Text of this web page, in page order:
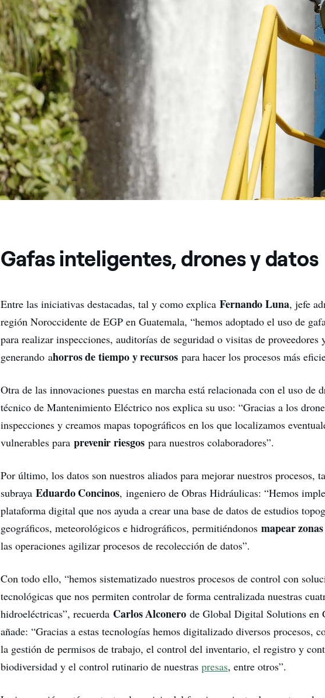
Gafas inteligentes, drones y datos
Entre las iniciativas destacadas, tal y como explicaFernando Luna, jefe
región Noroccidente de EGP en Guatemala, “hemos adoptado el uso de
para realizar inspecciones, auditorías de seguridad o visitas de proveedores
generando ahorros de tiempo y recursos para hacer los procesos más
Otra de las innovaciones puestas en marcha está relacionada con el uso de
técnico de Mantenimiento Eléctrico nos explica su uso: “Gracias a los
inspecciones y creamos mapas topográficos en los que localizamos
vulnerables paraprevenir riesgospara nuestros colaboradores”.
Por último, los datos son nuestros aliados para mejorar nuestros procesos,
subrayaEduardo Concinos, ingeniero de Obras Hidráulicas: “Hemos
plataforma digital que nos ayuda a crear una base de datos de estudios
geográficos, meteorológicos e hidrográficos, permitiéndonosmapear
las operaciones agilizar procesos de recolección de datos”.
Con todo ello, “hemos sistematizado nuestros procesos de control con
tecnológicas que nos permiten controlar de forma centralizada nuestras
hidroeléctricas”, recuerda Carlos Alconerode Global Digital Solutions en
añade: “Gracias a estas tecnologías hemos digitalizado diversos procesos,
la gestión de permisos de trabajo, el control del inventario, el registro y
biodiversidad y el control rutinario de nuestraspresas, entre otros”.